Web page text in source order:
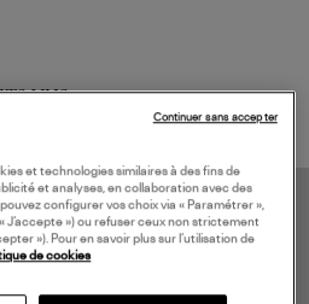
VUS
et technologies similaires à des fins de
et analyses, en collaboration avec des
configurer vos choix via « Paramétrer »,
J’accepte ») ou refuser ceux non strictement
»). Pour en savoir plus sur l’utilisation de
de cookies
Continuer sans accepter